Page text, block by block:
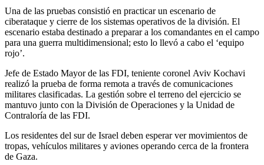
Una de las pruebas consistió en practicar un escenario de
ciberataque y cierre de los sistemas operativos de la división. El
escenario estaba destinado a preparar a los comandantes en el campo
para una guerra multidimensional; esto lo llevó a cabo el ‘equipo
rojo’.
Jefe de Estado Mayor de las FDI, teniente coronel Aviv Kochavi
realizó la prueba de forma remota a través de comunicaciones
militares clasificadas. La gestión sobre el terreno del ejercicio se
mantuvo junto con la División de Operaciones y la Unidad de
Contraloría de las FDI.
Los residentes del sur de Israel deben esperar ver movimientos de
tropas, vehículos militares y aviones operando cerca de la frontera
de Gaza.